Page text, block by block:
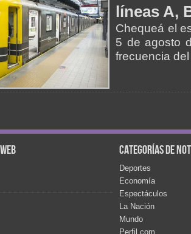
líneas A,
Chequeá el
5 de agosto
frecuencia
Categorías de
Deportes
Economía
Espectáculos
La Nación
Mundo
Perfil.com